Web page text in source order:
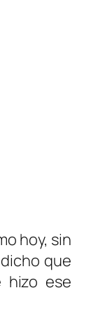
hoy, sin
que
hizo ese